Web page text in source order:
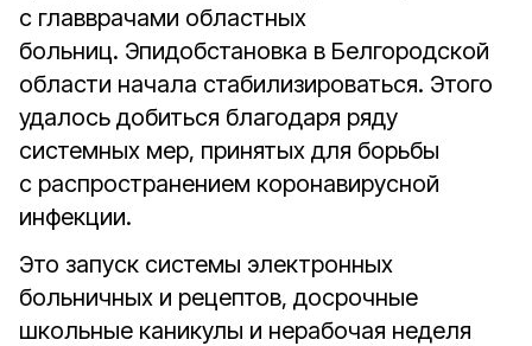
с главврачами областных
больниц. Эпидобстановка в Белгородской
области начала стабилизироваться. Этого
удалось добиться благодаря ряду
системных мер, принятых для борьбы
с распространением коронавирусной
инфекции.
Это запуск системы электронных
больничных и рецептов, досрочные
школьные каникулы и нерабочая неделя